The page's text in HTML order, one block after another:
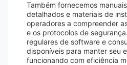
Também fornecemos
detalhados e materiais de
operadores a compreender
e os protocolos de
regulares de software e
disponíveis para manter seu
funcionando com eficiência